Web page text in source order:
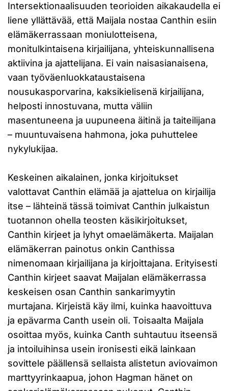
Intersektionaalisuuden teorioiden aikakaudella ei
liene yllättävää, että Maijala nostaa Canthin esiin
elämäkerrassaan moniulotteisena,
monitulkintaisena kirjailijana, yhteiskunnallisena
aktiivina ja ajattelijana. Ei vain naisasianaisena,
vaan työväenluokkataustaisena
nousukasporvarina, kaksikielisenä kirjailijana,
helposti innostuvana, mutta väliin
masentuneena ja uupuneena äitinä ja taiteilijana
– muuntuvaisena hahmona, joka puhuttelee
nykylukijaa.
Keskeinen aikalainen, jonka kirjoitukset
valottavat Canthin elämää ja ajattelua on kirjailija
itse – lähteinä tässä toimivat Canthin julkaistun
tuotannon ohella teosten käsikirjoitukset,
Canthin kirjeet ja lyhyt omaelämäkerta. Maijalan
elämäkerran painotus onkin Canthissa
nimenomaan kirjailijana ja kirjoittajana. Erityisesti
Canthin kirjeet saavat Maijalan elämäkerrassa
keskeisen osan Canthin sankarimyytin
murtajana. Kirjeistä käy ilmi, kuinka haavoittuva
ja epävarma Canth usein oli. Toisaalta Maijala
osoittaa myös, kuinka Canth suhtautuu itseensä
ja intoiluihinsa usein ironisesti eikä lainkaan
sovittele päällensä sellaista alistetun aviovaimon
marttyyrinkaapua, johon Hagman hänet on